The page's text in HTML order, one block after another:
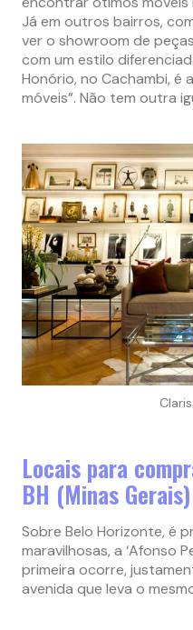
Já em outros bairros,
ver o showroom de
com um estilo
Honório, no Cachambi, é
móveis”. Não tem outra
Locais para
BH (Minas Gerais)
Sobre Belo Horizonte, é
maravilhosas, a ‘Afonso
primeira ocorre,
avenida que leva o